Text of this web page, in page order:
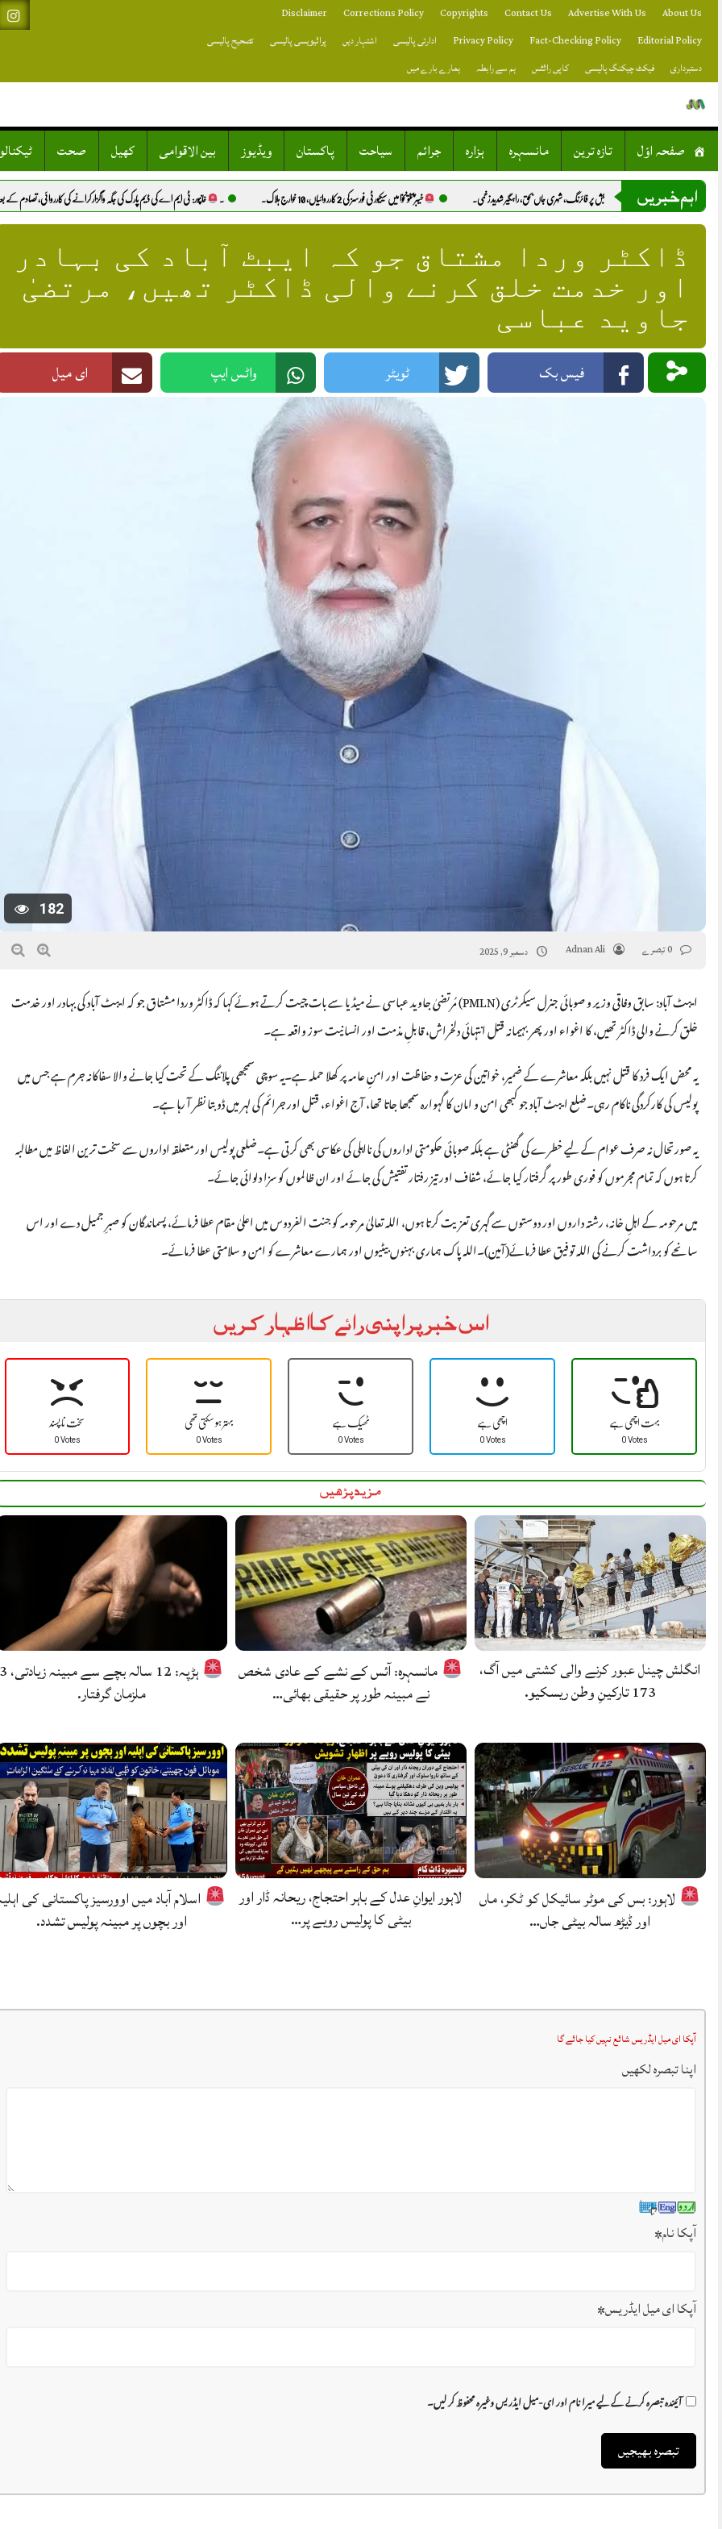
to
About Us
Advertise With Us
Contact Us
Copyrights
Corrections Policy
Disclaimer
Editorial Policy
Fact-Checking Policy
Privacy Policy ادارتی پالیسی اشتہار دیں پرائیویسی پالیسی
تصحیح پالیسی
دستبرداری
فیکٹ چیکنگ پالیسی کاپی رائٹس ہم سے رابطہ ہمارے بارے میں
صفحہ اوّل تازہ ترین مانسہرہ ہزارہ جرائم سیاحت پاکستان ویڈیوز بین الاقوامی کھیل صحت
اہم خبریں
میں معمولی رنجش پر فائرنگ، شہری جاں بحق، راہگیر شدید زخمی. خیبرپختونخوا میں سیکیورٹی فورسز کی 2 کارروائیاں، 10 خوارج ہلاک. ۔ خانپور: ٹی ایم اے کی ڈیم پارک کی جگہ واگزار کرانے کی کارروائی، تصادم کے بعد متعدد گرفتاریاں.
ڈاکٹر وردا مشتاق جو کہ ایبٹ آباد کی بہادر
اور خدمت خلق کرنے والی ڈاکٹر تھیں، مرتضیٰ
جاوید عباسی
فیس بک ٹویٹر واٹس ایپ ای میل
182
Adnan Ali دسمبر 9, 2025
ایبٹ آباد: سابق وفاقی وزیر و صوبائی جنرل سیکرٹری (PMLN) مُرتضیٰ جاوید عباسی نے میڈیا سے بات چیت کرتے ہوئے کہا کہ ڈاکٹر وردا مشتاق جو کہ ایبٹ آباد کی بہادر اور خدمت
خلق کرنے والی ڈاکٹر تھیں، کا اغواء اور پھر بہیمانہ قتل انتہائی دلخراش، قابلِ مذمت اور انسانیت سوز واقعہ ہے۔
یہ محض ایک فرد کا قتل نہیں بلکہ معاشرے کے ضمیر، خواتین کی عزت و حفاظت اور امنِ عامہ پر کھلا حملہ ہے۔یہ سوچی سمجھی پلاننگ کے تحت کیا جانے والا سفاکانہ جرم ہے جس میں
پولیس کی کارکردگی ناکام رہی۔ضلع ایبٹ آباد جو کبھی امن و امان کا گہوارہ سمجھا جاتا تھا، آج اغواء، قتل اور جرائم کی لہر میں ڈوبتا نظر آ رہا ہے۔
یہ صورتحال نہ صرف عوام کے لیے خطرے کی گھنٹی ہے بلکہ صوبائی حکومتی اداروں کی نااہلی کی عکاسی بھی کرتی ہے۔ضلعی پولیس اور متعلقہ اداروں سے سخت ترین الفاظ میں مطالبہ
کرتا ہوں کہ تمام مجرموں کو فوری طور پر گرفتار کیا جائے، شفاف اور تیز رفتار تفتیش کی جائے اور ان ظالموں کو سزا دلوائی جائے۔
میں مرحومہ کے اہلِ خانہ، رشتہ داروں اور دوستوں سے گہری تعزیت کرتا ہوں، اللہ تعالیٰ مرحومہ کو جنت الفردوس میں اعلیٰ مقام عطا فرمائے، پسماندگان کو صبرِ جمیل دے اور اس
سانحے کو برداشت کرنے کی اللہ توفیق عطا فرمائے(آمین)۔اللہ پاک ہماری بہنوں بیٹیوں اور ہمارے معاشرے کو امن و سلامتی عطا فرمائے۔
اس خبر پر اپنی رائے کا اظہار کریں
سخت نا پسند
0 Votes
بہتر ہو سکتی تھی
0 Votes
ٹھیک ہے
0 Votes
اچھی ہے
0 Votes
بہت اچھی ہے
0 Votes
مزید پڑھیں
انگلش چینل عبور کرنے والی کشتی میں آگ،
173 تارکینِ وطن ریسکیو.
مانسہرہ: آئس کے نشے کے عادی شخص
نے مبینہ طور پر حقیقی بھائی…
ہڑپہ: 12 سالہ بچے
ملزمان گرفتار.
لاہور: بس کی موٹر سائیکل کو ٹکر، ماں
اور ڈیڑھ سالہ بیٹی جاں…
لاہور ایوانِ عدل کے باہر احتجاج، ریحانہ ڈار اور
بیٹی کا پولیس رویے پر…
اسلام آباد میں اوورسیز پاکستانی کی
اور بچوں پر مبینہ پولیس تشدد.
آپکا ای میل ایڈریس شائع نہیں کیا جائے گا
اپنا تبصرہ لکھیں
آپکا نام*
آپکا ای میل ایڈریس*
آئیندہ تبصرہ کرنے کے لیے میرا نام اور ای-میل ایڈریس وغیرہ محفوظ کر لیں۔